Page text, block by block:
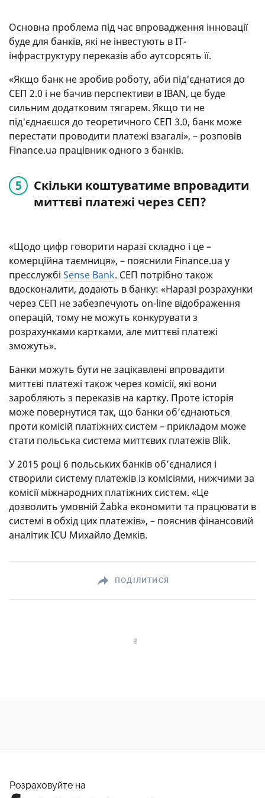
Основна проблема під час впровадження інновації
буде для банків, які не інвестують в ІТ-
інфраструктуру переказів або аутсорсять її.
«Якщо банк не зробив роботу, аби під'єднатися до
СЕП 2.0 і не бачив перспективи в IBAN, це буде
сильним додатковим тягарем. Якщо ти не
під'єднаєшся до теоретичного СЕП 3.0, банк може
перестати проводити платежі взагалі», – розповів
Finance.ua працівник одного з банків.
Скільки коштуватиме впровадити
миттєві платежі через СЕП?
«Щодо цифр говорити наразі складно і це –
комерційна таємниця», – пояснили Finance.ua у
пресслужбі Sense Bank. СЕП потрібно також
вдосконалити, додають в банку: «Наразі розрахунки
через СЕП не забезпечують on-line відображення
операцій, тому не можуть конкурувати з
розрахунками картками, але миттєві платежі
зможуть».
Банки можуть бути не зацікавлені впровадити
миттєві платежі також через комісії, які вони
заробляють з переказів на картку. Проте історія
може повернутися так, що банки об’єднаються
проти комісій платіжних систем – прикладом може
стати польська система миттєвих платежів Blik.
У 2015 році 6 польських банків об’єдналися і
створили систему платежів із комісіями, нижчими за
комісії міжнародних платіжних систем. «Це
дозволить умовній Żabka економити та працювати в
системі в обхід цих платежів», – пояснив фінансовий
аналітик ICU Михайло Демків.
ПОДІЛИТИСЯ
Розраховуйте на